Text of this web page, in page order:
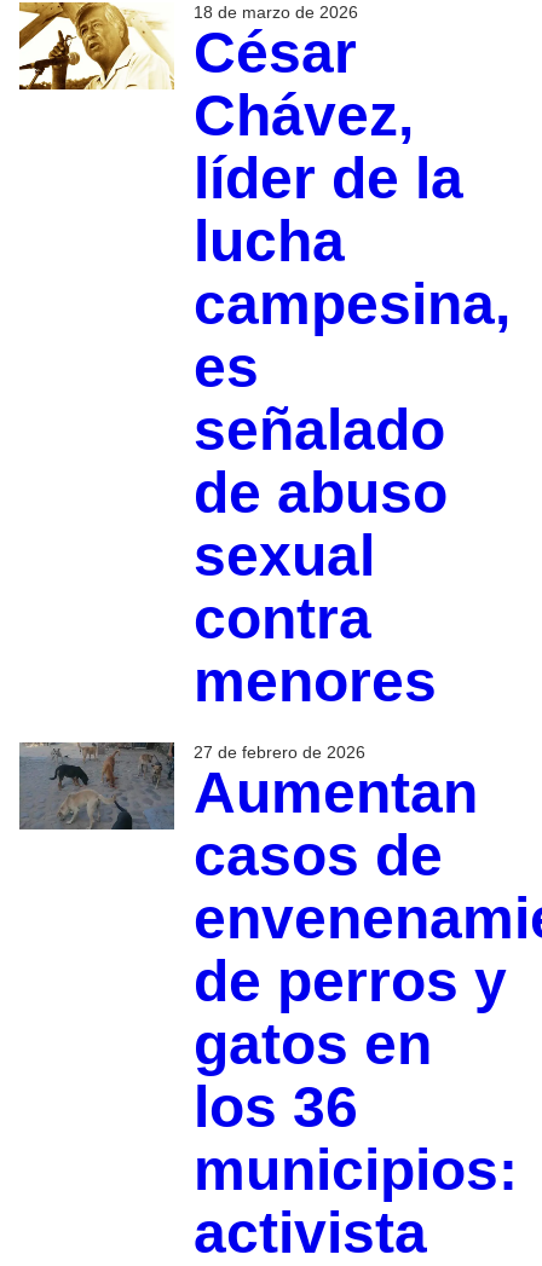
18 de marzo de 2026
César
Chávez,
líder de la
lucha
campesina,
es
señalado
de abuso
sexual
contra
menores
27 de febrero de 2026
Aumentan
casos de
de perros y
gatos en
los 36
municipios:
activista